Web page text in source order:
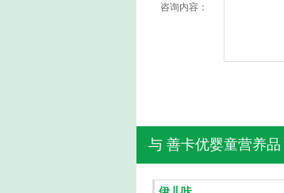
咨询内容：
与 善卡优婴童营养品